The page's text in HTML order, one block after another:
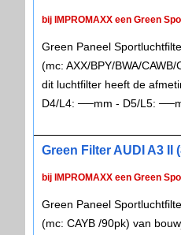
bij IMPROMAXX een Green
Green Paneel
(mc: AXX/BPY/BWA/
dit luchtfilter heeft de
D4/L4: ──mm - D5/L5:
Green Filter AUDI A3 II
bij IMPROMAXX een Green
Green Paneel
(mc: CAYB /90pk) van